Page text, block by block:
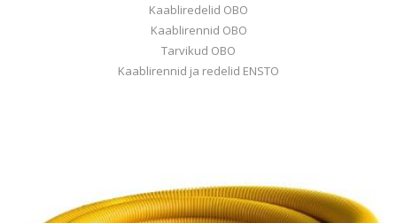
Kaabliredelid OBO
Kaablirennid OBO
Tarvikud OBO
Kaablirennid ja redelid ENSTO